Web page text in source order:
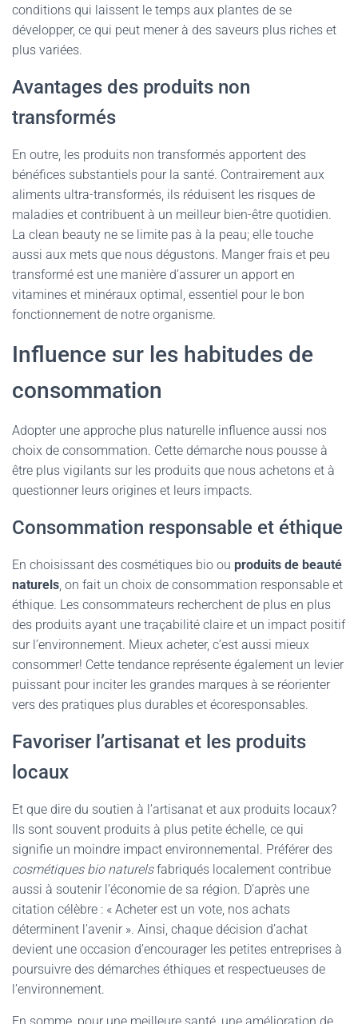
conditions qui laissent le temps aux plantes de se
développer, ce qui peut mener à des saveurs plus riches et
plus variées.
Avantages des produits non
transformés
En outre, les produits non transformés apportent des
bénéfices substantiels pour la santé. Contrairement aux
aliments ultra-transformés, ils réduisent les risques de
maladies et contribuent à un meilleur bien-être quotidien.
La clean beauty ne se limite pas à la peau; elle touche
aussi aux mets que nous dégustons. Manger frais et peu
transformé est une manière d’assurer un apport en
vitamines et minéraux optimal, essentiel pour le bon
fonctionnement de notre organisme.
Influence sur les habitudes de
consommation
Adopter une approche plus naturelle influence aussi nos
choix de consommation. Cette démarche nous pousse à
être plus vigilants sur les produits que nous achetons et à
questionner leurs origines et leurs impacts.
Consommation responsable et éthique
En choisissant des cosmétiques bio ou produits de beauté
naturels, on fait un choix de consommation responsable et
éthique. Les consommateurs recherchent de plus en plus
des produits ayant une traçabilité claire et un impact positif
sur l’environnement. Mieux acheter, c’est aussi mieux
consommer! Cette tendance représente également un levier
puissant pour inciter les grandes marques à se réorienter
vers des pratiques plus durables et écoresponsables.
Favoriser l’artisanat et les produits
locaux
Et que dire du soutien à l’artisanat et aux produits locaux?
Ils sont souvent produits à plus petite échelle, ce qui
signifie un moindre impact environnemental. Préférer des
cosmétiques bio naturelsfabriqués localement contribue
aussi à soutenir l’économie de sa région. D’après une
citation célèbre : « Acheter est un vote, nos achats
déterminent l’avenir ». Ainsi, chaque décision d’achat
devient une occasion d’encourager les petites entreprises à
poursuivre des démarches éthiques et respectueuses de
l’environnement.